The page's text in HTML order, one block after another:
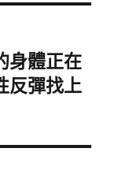
身體正在
反彈找上